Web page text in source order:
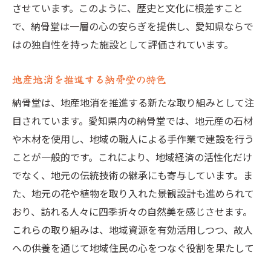
させています。このように、歴史と文化に根差すこと
で、納骨堂は一層の心の安らぎを提供し、愛知県ならで
はの独自性を持った施設として評価されています。
地産地消を推進する納骨堂の特色
納骨堂は、地産地消を推進する新たな取り組みとして注
目されています。愛知県内の納骨堂では、地元産の石材
や木材を使用し、地域の職人による手作業で建設を行う
ことが一般的です。これにより、地域経済の活性化だけ
でなく、地元の伝統技術の継承にも寄与しています。ま
た、地元の花や植物を取り入れた景観設計も進められて
おり、訪れる人々に四季折々の自然美を感じさせます。
これらの取り組みは、地域資源を有効活用しつつ、故人
への供養を通じて地域住民の心をつなぐ役割を果たして